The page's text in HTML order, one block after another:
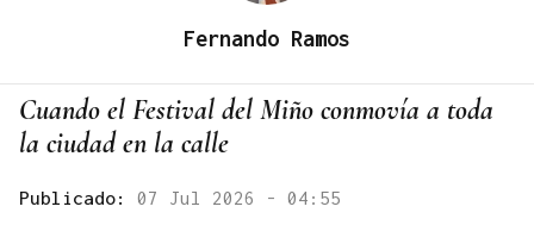
Fernando Ramos
Cuando el Festival del Miño conmovía a toda
la ciudad en la calle
Publicado: 07 Jul 2026 - 04:55